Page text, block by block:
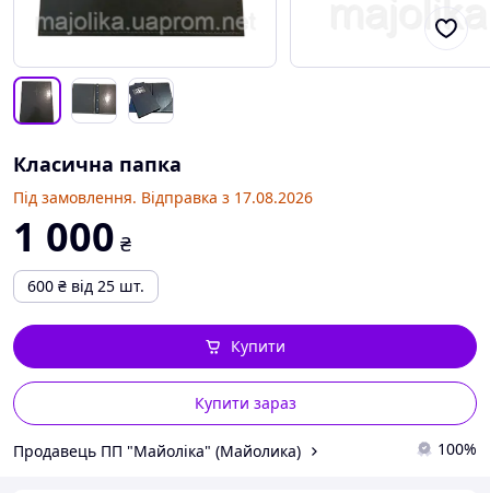
Класична папка
Під замовлення. Відправка з 17.08.2026
1 000 ₴
600 ₴ від 25 шт.
Купити зараз
Купити
Продавець ПП "Майоліка" (Майолика) 100%